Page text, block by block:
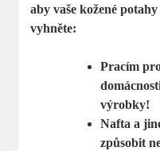
aby vaše kožené
vyhněte:
Pracím
výrobky!
Nafta a
způsobit